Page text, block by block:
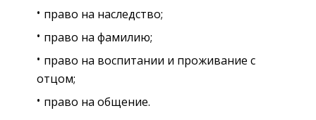
право на наследство;
право на фамилию;
право на воспитании и проживание с
отцом;
право на общение.